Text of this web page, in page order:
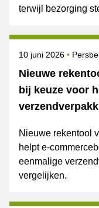
terwijl bezorging
Nieuwe
bij keuze voor
Gepubliceerd op
10 juni 2026
Nieuwe rekentool
helpt e-
eenmalige
vergelijken.